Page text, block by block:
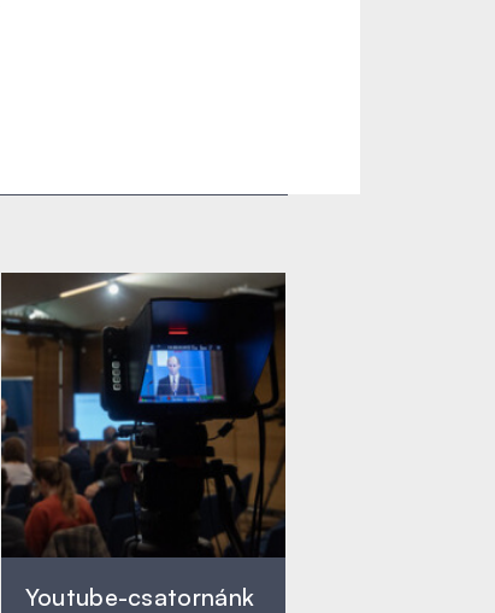
Youtube-csatornánk